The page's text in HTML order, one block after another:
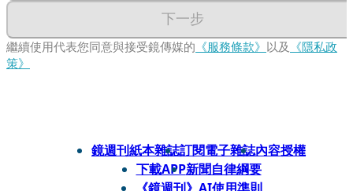
下一步
繼續使用代表您同意與接受鏡傳媒的 《服務條款》 以及 《隱私政
策》
鏡週刊紙本雜誌訂閱電子雜誌內容授權
下載APP新聞自律綱要